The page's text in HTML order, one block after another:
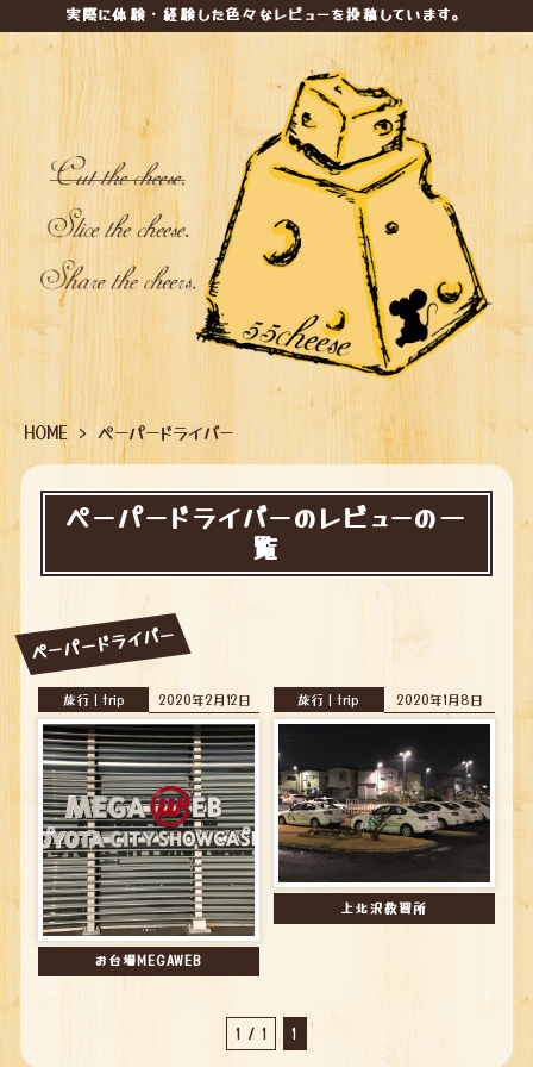
実際に体験・経験した色々なレビューを投稿しています。
HOME > ペーパードライバー
ペーパードライバーのレビューの一
覧
ペーパードライバー
旅行｜trip 2020年2月12日
お台場MEGAWEB
旅行｜trip 2020年1月8日
上北沢教習所
1 / 1 1